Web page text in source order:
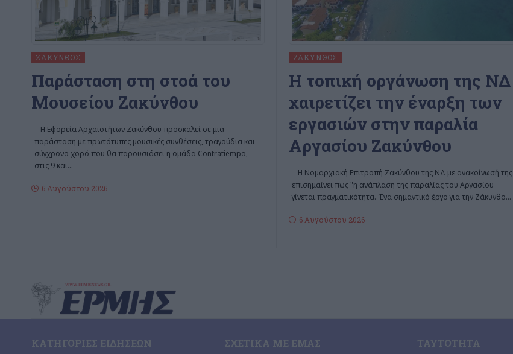
ΖΆΚΥΝΘΟΣ
Παράσταση στη στοά του
Μουσείου Ζακύνθου
Η Εφορεία Αρχαιοτήτων Ζακύνθου προσκαλεί σε μια
παράσταση με πρωτότυπες μουσικές συνθέσεις, τραγούδια και
σύγχρονο χορό που θα παρουσιάσει η ομάδα Contratiempo,
στις 9 και…
6 Αυγούστου 2026
ΖΆΚΥΝΘΟΣ
Η τοπική οργάνωση της ΝΔ
χαιρετίζει την έναρξη των
εργασιών στην παραλία
Αργασίου Ζακύνθου
Η Νομαρχιακή Επιτροπή Ζακύνθου της ΝΔ με ανακοίνωσή της
επισημαίνει πως "η ανάπλαση της παραλίας του Αργασίου
γίνεται πραγματικότητα. Ένα σημαντικό έργο για την Ζάκυνθο…
6 Αυγούστου 2026
ΚΑΤΗΓΟΡΊΕΣ ΕΙΔΉΣΕΩΝ ΣΧΕΤΙΚΆ ΜΕ ΕΜΆΣ ΤΑΥΤΌΤΗΤΑ